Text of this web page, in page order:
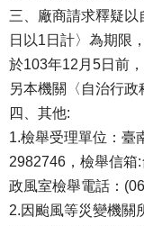
三、廠商請求釋疑
日以1日計〉為期限
於103年12月5日前
另本機關〈自治行政
四、其他:
1.檢舉受理單位：臺
2982746，檢舉信箱
政風室檢舉電話：
2.因颱風等災變機關